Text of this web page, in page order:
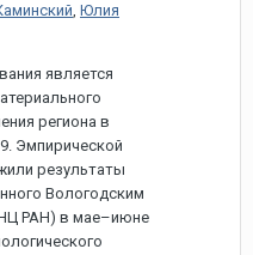
, Юлия
является
региона в
Эмпирической
результаты
Вологодским
РАН) в мае–июне